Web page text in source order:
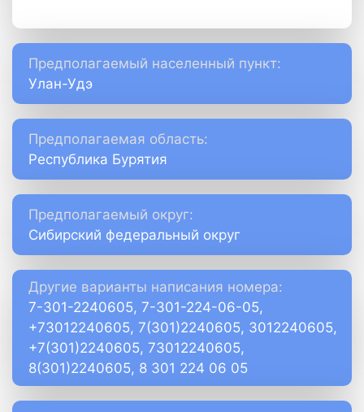
Предполагаемый населенный пункт:
Улан-Удэ
Предполагаемая область:
Республика Бурятия
Предполагаемый округ:
Сибирский федеральный округ
Другие варианты написания номера:
7-301-2240605, 7-301-224-06-05,
+73012240605, 7(301)2240605, 3012240605,
+7(301)2240605, 73012240605,
8(301)2240605, 8 301 224 06 05